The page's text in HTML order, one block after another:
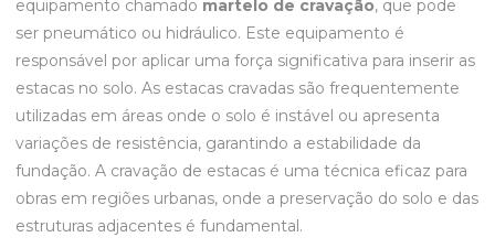
equipamento chamado martelo de cravação, que pode
ser pneumático ou hidráulico. Este equipamento é
responsável por aplicar uma força significativa para inserir as
estacas no solo. As estacas cravadas são frequentemente
utilizadas em áreas onde o solo é instável ou apresenta
variações de resistência, garantindo a estabilidade da
fundação. A cravação de estacas é uma técnica eficaz para
obras em regiões urbanas, onde a preservação do solo e das
estruturas adjacentes é fundamental.